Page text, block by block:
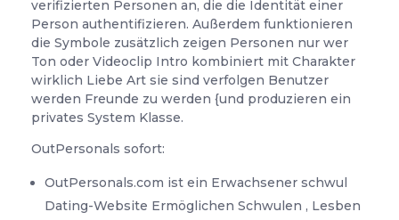
verifizierten Personen an, die die Identität einer
Person authentifizieren. Außerdem funktionieren
die Symbole zusätzlich zeigen Personen nur wer
Ton oder Videoclip Intro kombiniert mit Charakter
wirklich Liebe Art sie sind verfolgen Benutzer
werden Freunde zu werden {und produzieren ein
privates System Klasse.
OutPersonals sofort:
OutPersonals.com ist ein Erwachsener schwul
Dating-Website Ermöglichen Schwulen , Lesben